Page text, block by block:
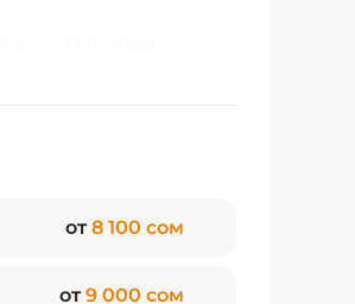
развлечения, в
мероприятиям. В
оформление
от8 100 сом
от9 000 сом